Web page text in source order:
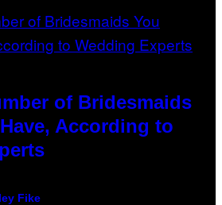
of Bridesmaids
According to
Fike